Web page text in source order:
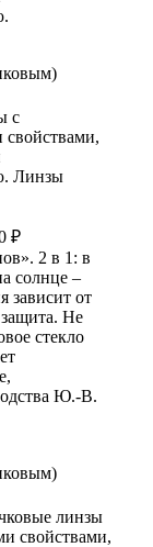
с
Линзы
₽
2 в 1: в
солнце –
зависит от
Не
стекло
Ю.-В.
линзы
свойствами,